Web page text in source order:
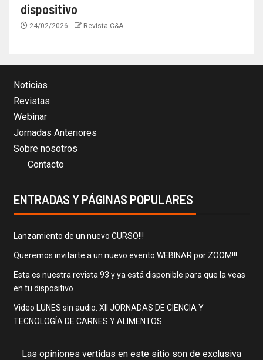
dispositivo
24/02/2026 Revista C&A
Noticias
Revistas
Webinar
Jornadas Anteriores
Sobre nosotros
Contacto
ENTRADAS Y PÁGINAS POPULARES
Lanzamiento de un nuevo CURSO!!!
Queremos invitarte a un nuevo evento WEBINAR por ZOOM!!!
Esta es nuestra revista 93 y ya está disponible para que la veas
en tu dispositivo
Video LUNES sin audio. XII JORNADAS DE CIENCIA Y
TECNOLOGÍA DE CARNES Y ALIMENTOS
Las opiniones vertidas en este sitio son de exclusiva